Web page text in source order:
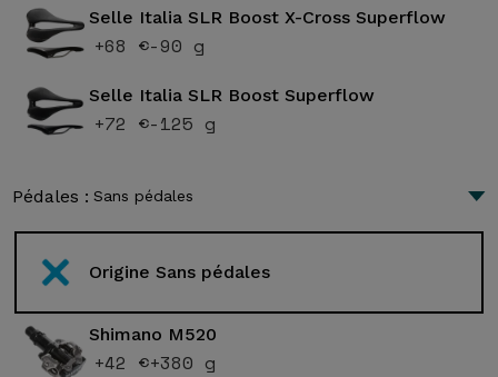
Selle Italia SLR Boost X-Cross Superflow
+68 €-90 g
Selle Italia SLR Boost Superflow
+72 €-125 g
Pédales : Sans pédales
Origine Sans pédales
Shimano M520
+42 €+380 g